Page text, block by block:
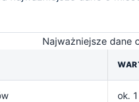
Najważniejsze dane
ok.